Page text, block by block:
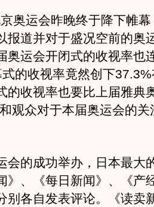
奥运会昨晚终于降下帷幕
报道并对于盛况空前的奥
奥运会开闭式的收视率也
的收视率竟然创下
的收视率也要比上届雅典
观众对于本届奥运会的关
的成功举办，日本最大
》、《每日新闻》、《产
别各自发表评论。《读卖